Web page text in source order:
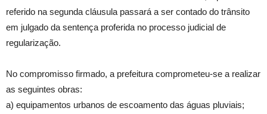
referido na segunda cláusula passará a ser contado do trânsito
em julgado da sentença proferida no processo judicial de
regularização.
No compromisso firmado, a prefeitura comprometeu-se a realizar
as seguintes obras:
a) equipamentos urbanos de escoamento das águas pluviais;